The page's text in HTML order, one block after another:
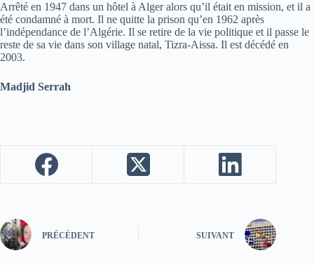
Arrêté en 1947 dans un hôtel à Alger alors qu’il était en mission, et il a
été condamné à mort. Il ne quitte la prison qu’en 1962 après
l’indépendance de l’Algérie. Il se retire de la vie politique et il passe le
reste de sa vie dans son village natal, Tizra-Aissa. Il est décédé en
2003.
Madjid Serrah
PRÉCÉDENT SUIVANT